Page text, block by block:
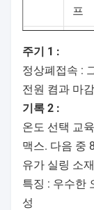
프
SLP-
15B
G1/
"
SLP-
G3/4
주기 1 :
정상폐접속 :
전원 켬과 마
기록 2 :
온도 선택 교
맥스. 다음 중
유가 실링 소
특징 : 우수한
성